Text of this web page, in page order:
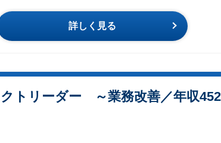
詳しく見る
クトリーダー ～業務改善／年収